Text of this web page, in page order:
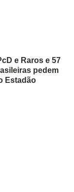
e Raros e 57
pedem
Estadão